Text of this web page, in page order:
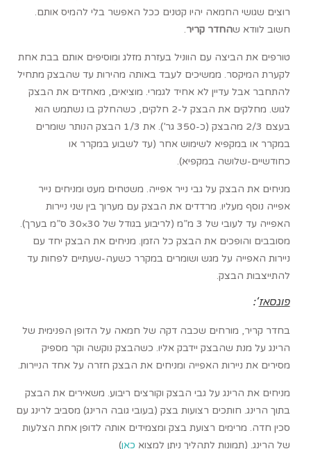
רוצים שגושי החמאה יהיו קטנים ככל האפשר בלי להמיס אותם.
חשוב לוודא שהחדר קריר.
טורפים את הביצה עם הווניל בעזרת מזלג ומוסיפים אותם בבת אחת
לקערת המיקסר. ממשיכים לעבד באותה מהירות עד שהבצק מתחיל
להתחבר אבל עדיין לא אחיד לגמרי. מוציאים, מאחדים את הבצק
לגוש. מחלקים את הבצק ל-2 חלקים, כשהחלק בו נשתמש הוא
בעצם 2/3 מהבצק (כ-350 גר’). את 1/3 הבצק הנותר שומרים
במקרר או במקפיא לשימוש אחר (עד לשבוע במקרר או
כחודשיים-שלושה במקפיא).
מניחים את הבצק על גבי נייר אפייה. משטחים מעט ומניחים נייר
אפייה נוסף מעליו. מרדדים את הבצק עם מערוך בין שני ניירות
האפייה עד לעובי של 3 מ”מ (לריבוע בגודל של 30×30 ס”מ בערך).
מסובבים והופכים את הבצק כל הזמן. מניחים את הבצק יחד עם
ניירות האפייה על מגש ושומרים במקרר כשעה-שעתיים לפחות עד
להתייצבות הבצק.
פונסאז‘
:
בחדר קריר, מורחים שכבה דקה של חמאה על הדופן הפנימית של
הרינג על מנת שהבצק יידבק אליו. כשהבצק נוקשה וקר מספיק
מסירים את ניירות האפייה ומניחים את הבצק חזרה על אחד הניירות.
מניחים את הרינג על גבי הבצק וקורצים ריבוע. משאירים את הבצק
בתוך הרינג. חותכים רצועות בצק (בעובי גובה הרינג) מסביב לרינג עם
סכין חדה. מרימים רצועת בצק ומצמידים אותה לדופן אחת הצלעות
של הרינג. (תמונות לתהליך ניתן למצוא כאן)